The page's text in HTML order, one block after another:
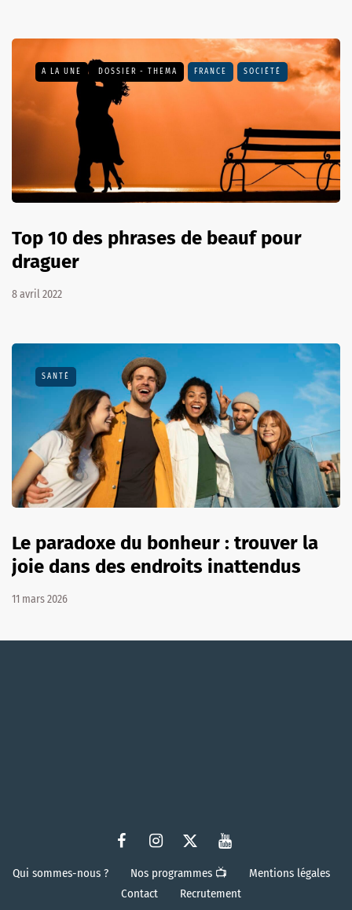
A LA UNE DOSSIER - THEMA FRANCE SOCIÉTÉ
Top 10 des phrases de beauf pour
draguer
8 avril 2022
SANTÉ
Le paradoxe du bonheur : trouver la
joie dans des endroits inattendus
11 mars 2026
Qui sommes-nous ? Nos programmes 📺
Mentions légales
Contact
Recrutement